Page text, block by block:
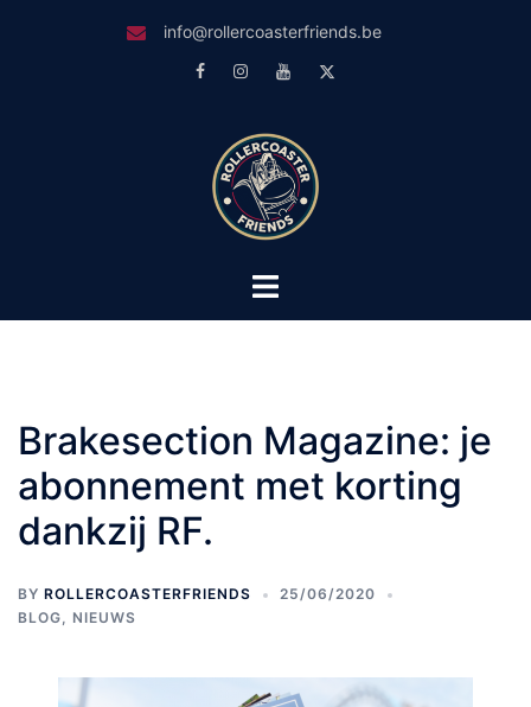
info@rollercoasterfriends.be
FacebookInstagram
Youtube
Toggle
Brakesection Magazine: je
abonnement met korting
dankzij RF.
BY ROLLERCOASTERFRIENDS
25/06/2020
BLOG, NIEUWS